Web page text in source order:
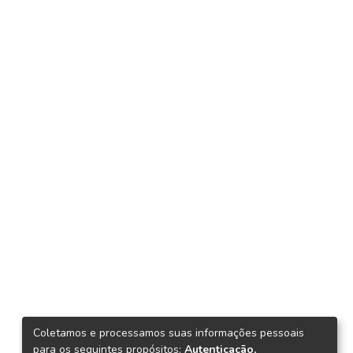
Coletamos e processamos suas informações pessoais
para os seguintes propósitos: Autenticação,